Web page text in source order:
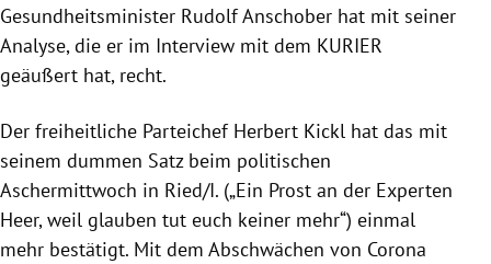
Untermenü
Untermenü
Gesundheitsminister Rudolf Anschober hat mit seiner
Analyse, die er im Interview mit dem KURIER
geäußert hat, recht.
Der freiheitliche Parteichef Herbert Kickl hat das mit
seinem dummen Satz beim politischen
Aschermittwoch in Ried/I. („Ein Prost an der Experten
Heer, weil glauben tut euch keiner mehr“) einmal
mehr bestätigt. Mit dem Abschwächen von Corona